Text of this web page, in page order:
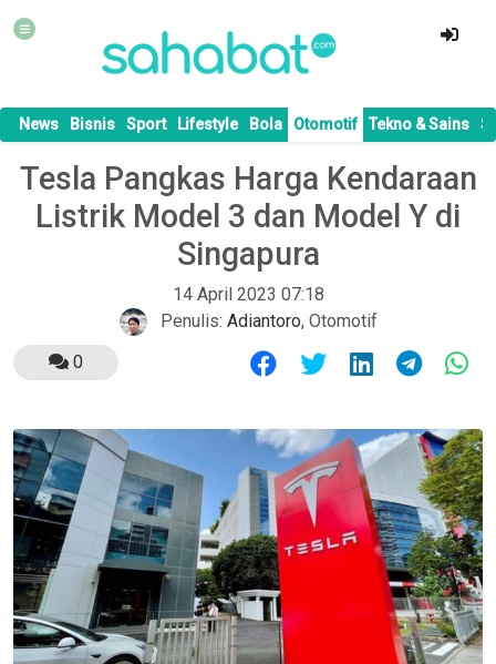
News Bisnis Sport Lifestyle Bola Otomotif Tekno & Sains
Tesla Pangkas Harga Kendaraan
Listrik Model 3 dan Model Y di
Singapura
14 April 2023 07:18
Penulis: Adiantoro, Otomotif
0